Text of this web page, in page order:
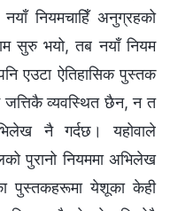
नियमचाहिँ अनुग्रहको
सुरु भयो, तब नयाँ नियम
एउटा ऐतिहासिक पुस्तक
जत्तिकै व्यवस्थित छैन, न त
नै गर्दछ। यहोवाले
पुरानो नियममा अभिलेख
पुस्तकहरूमा येशूका केही